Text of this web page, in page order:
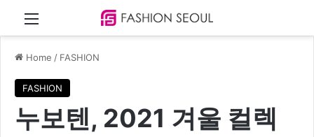
Menu
Home / FASHION
FASHION
누보텐, 2021 겨울 컬렉